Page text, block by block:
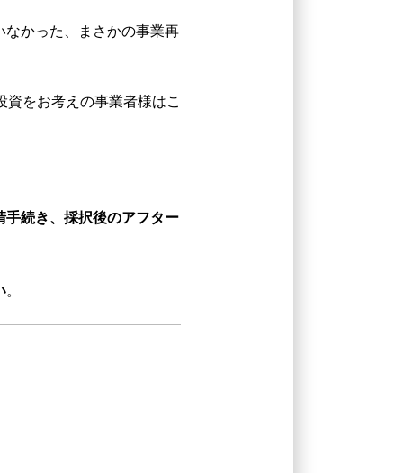
かった、まさかの事業再
をお考えの事業者様はこ
手続き、採択後のアフター
。